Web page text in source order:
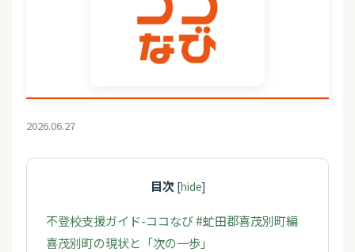
2026.06.27
目次 [hide]
不登校支援ガイド-ココなび #虻田郡喜茂別町編
喜茂別町の現状と「次の一歩」